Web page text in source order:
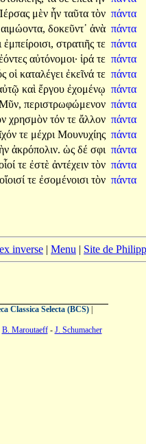
μὲν ἦν ταῦτα τὸν πάντα
δοκεῦντ᾽ ἀνὰ πάντα
ἐμπείροισι, στρατιῆς τε πάντα
αὐτόνομοι· ἱρά τε πάντα
οἱ καταλέγει ἐκεῖνά τε πάντα
καὶ ἔργου ἐχομένῳ πάντα
περιστρωφώμενον πάντα
χρησμὸν τόν τε ἄλλον πάντα
τε μέχρι Μουνυχίης πάντα
ἀκρόπολιν. ὡς δέ σφι πάντα
τε ἐστὲ ἀντέχειν τὸν πάντα
οἵοισί τε ἐσομένοισι τὸν πάντα
inverse | Menu | Site de
Classica Selecta (BCS)|
B. Maroutaeff- J. Schumacher